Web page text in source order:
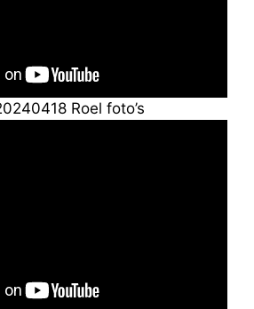
Roel foto’s